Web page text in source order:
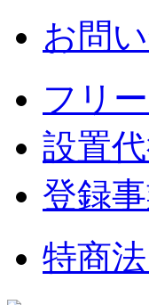
お問
フリ
設置
登録
特商